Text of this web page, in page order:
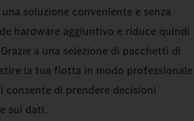
soluzione conveniente e senza
hardware aggiuntivo e riduce quindi
a una selezione di pacchetti di
la tua flotta in modo professionale
consente di prendere decisioni
sui dati.